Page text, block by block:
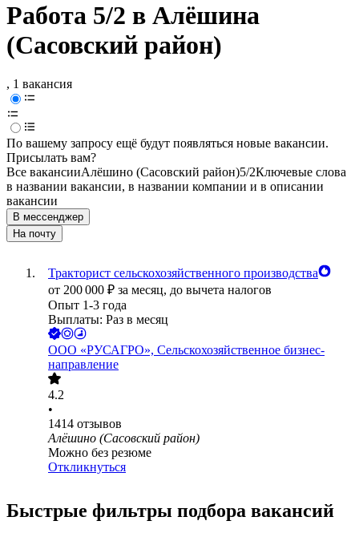
Работа 5/2 в Алёшина
(Сасовский район)
, 1 вакансия
По вашему запросу ещё будут появляться новые вакансии.
Присылать вам?
Все вакансииАлёшино (Сасовский район)5/2Ключевые слова
в названии вакансии, в названии компании и в описании
вакансии
В мессенджер
На почту
Тракторист сельскохозяйственного производства
от 200 000 ₽ за месяц, до вычета налогов
Опыт 1-3 года
Выплаты: Раз в месяц
ООО «РУСАГРО», Сельскохозяйственное бизнес-
направление
4.2
•
1414 отзывов
Алёшино (Сасовский район)
Можно без резюме
Откликнуться
Быстрые фильтры подбора вакансий